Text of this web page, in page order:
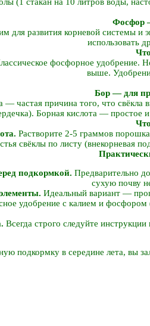
Фосфор —
для развития корневой системы и
использовать
фосфорное удобрение.
выше.
Бор — для
— частая причина того, что свёкла
Борная кислота — простое
Растворите 2-5 граммов
свёклы по листу (внекорневая
подкормкой. Предварительно
сухую почву
Идеальный вариант —
удобрение с калием и
Всегда строго следуйте
подкормку в середине лета, вы